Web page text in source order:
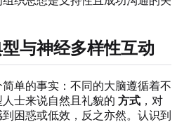
与神经多样性互动
单的事实：不同的大脑遵循着不
士来说自然且礼貌的 方式 ，对
困惑或低效，反之亦然。认识到